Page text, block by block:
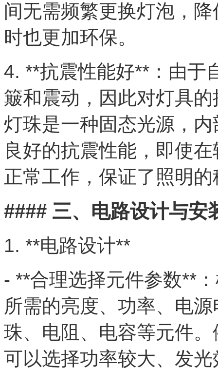
间无需频繁更换灯泡，
时也更加环保。
4. **抗震性能好**：由于
簸和震动，因此对灯具
灯珠是一种固态光源，
良好的抗震性能，即使
正常工作，保证了照明
#### 三、电路设计与安
1. **电路设计**
- **合理选择元件参数**
所需的亮度、功率、电
珠、电阻、电容等元件
可以选择功率较大、发